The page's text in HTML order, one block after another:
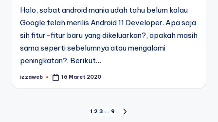
Halo, sobat android mania udah tahu belum kalau
Google telah merilis Android 11 Developer. Apa saja
sih fitur-fitur baru yang dikeluarkan?, apakah masih
sama seperti sebelumnya atau mengalami
peningkatan?. Berikut…
Posted
izzaweb 16 Maret 2020
1 2 3 … 9